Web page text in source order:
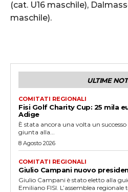
(cat. U16 maschile),
maschile).
ULTIME
COMITATI REGIONALI
Fisi Golf Charity Cup: 25 mila
Adige
È stata ancora una volta un
giunta alla...
8 Agosto 2026
COMITATI REGIONALI
Giulio Campani nuovo
Giulio Campani è stato eletto alla
Emiliano FISI. L’assemblea regionale